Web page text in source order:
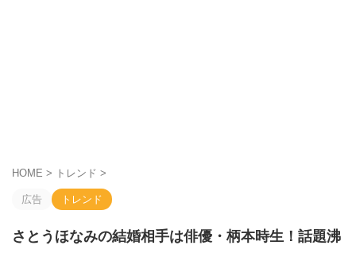
HOME > トレンド >
広告 トレンド
さとうほなみの結婚相手は俳優・柄本時生！話題沸